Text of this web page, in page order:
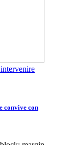
convive con